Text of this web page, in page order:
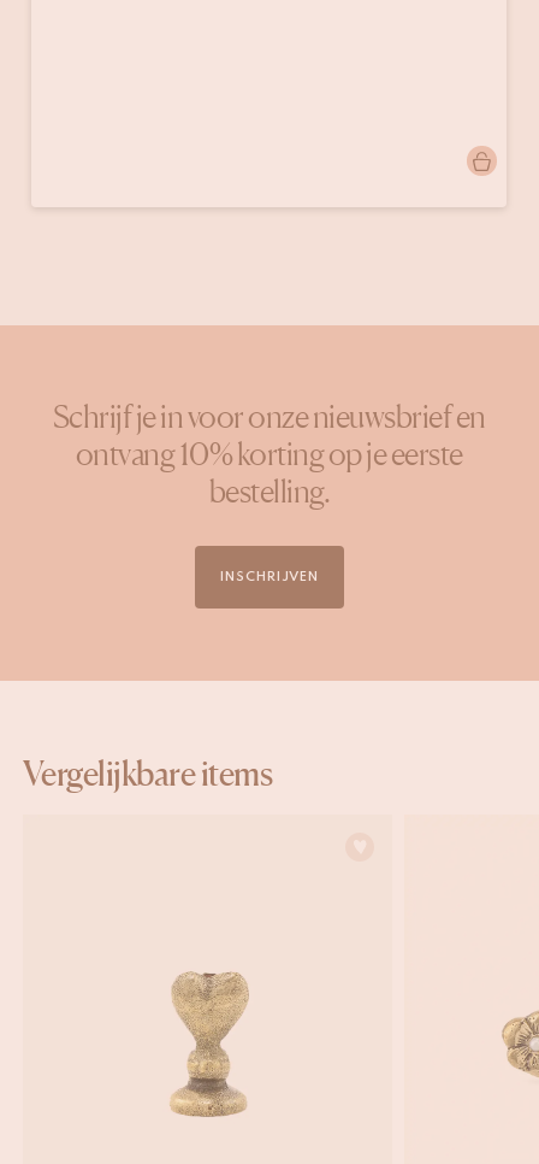
gepubliceerd
Schrijf je in voor onze nieuwsbrief en
ontvang 10% korting op je eerste
bestelling.
INSCHRIJVEN
Vergelijkbare items